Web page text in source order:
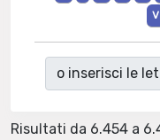
V
o inserisci le
Risultati da 6.454 a